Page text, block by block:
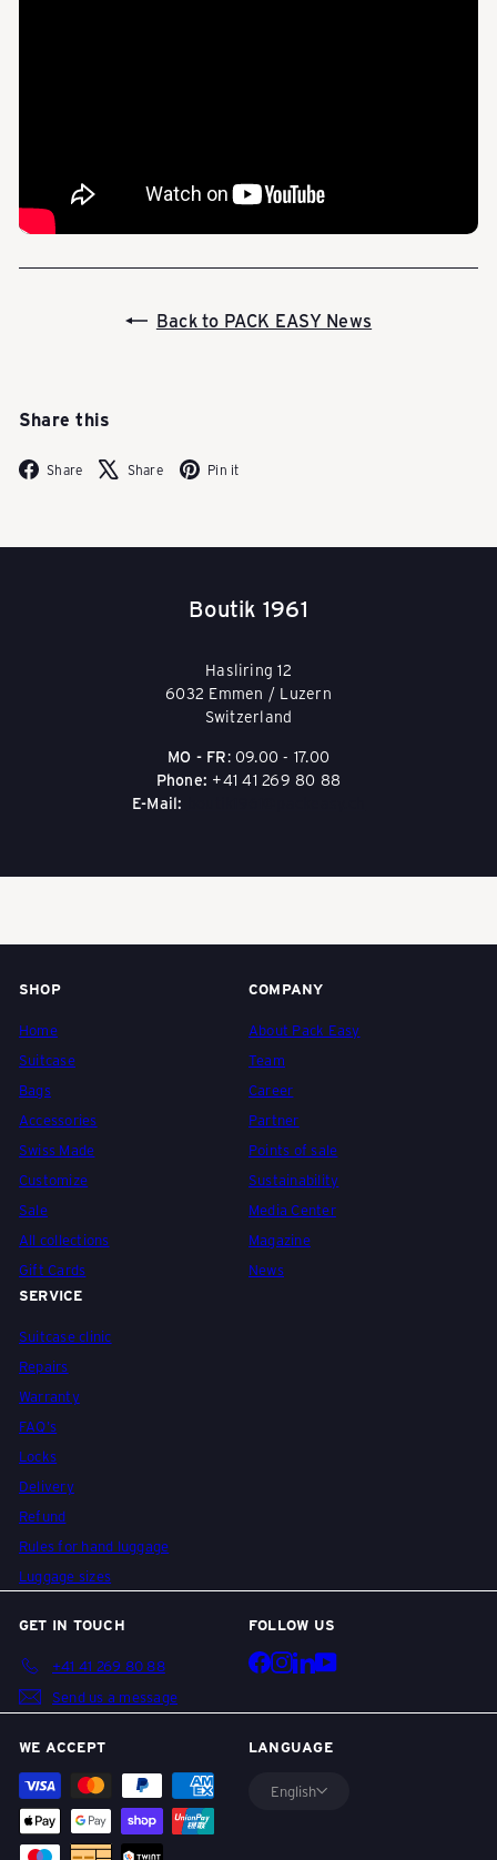
R
i
s
e
c
k
-
T
r
o
l
l
e
y
s
&
T
Back to PACK EASY News
Share this
Share Facebook
Share X Pin it
Boutik 1961
Hasliring 12
6032 Emmen / Luzern
Switzerland
MO - FR: 09.00 - 17.00
Phone: +41 41 269 80 88
E-Mail:
SHOP
Home
Suitcase
Bags
Accessories
Swiss Made
Customize
Sale
All collections
Gift Cards
COMPANY
About Pack Easy
Team
Career
Partner
Points of sale
Sustainability
Media Center
Magazine
News
SERVICE
Suitcase clinic
Repairs
Warranty
FAQ's
Locks
Delivery
Refund
Rules for hand luggage
Luggage sizes
GET IN TOUCH
+41 41 269 80 88
Send us a message
FOLLOW US
Facebook
Instagram
LinkedIn
YouTube
WE ACCEPT LANGUAGE
English